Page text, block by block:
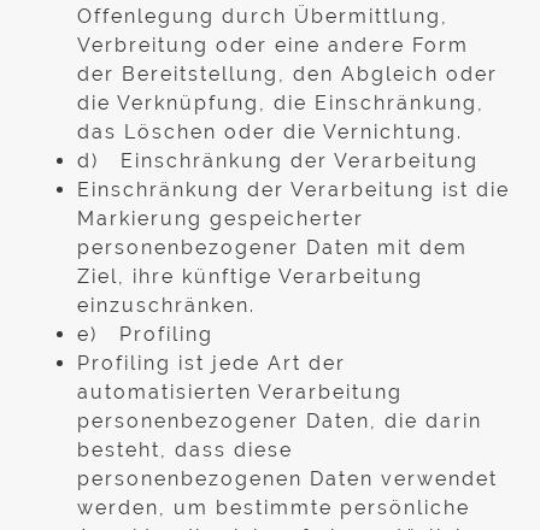
Offenlegung durch Übermittlung,
Verbreitung oder eine andere Form
der Bereitstellung, den Abgleich oder
die Verknüpfung, die Einschränkung,
das Löschen oder die Vernichtung.
d) Einschränkung der Verarbeitung
Einschränkung der Verarbeitung ist die
Markierung gespeicherter
personenbezogener Daten mit dem
Ziel, ihre künftige Verarbeitung
einzuschränken.
e) Profiling
Profiling ist jede Art der
automatisierten Verarbeitung
personenbezogener Daten, die darin
besteht, dass diese
personenbezogenen Daten verwendet
werden, um bestimmte persönliche